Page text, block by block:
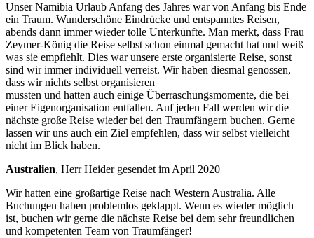
Unser Namibia Urlaub Anfang des Jahres war von Anfang bis Ende
ein Traum. Wunderschöne Eindrücke und entspanntes Reisen,
abends dann immer wieder tolle Unterkünfte. Man merkt, dass Frau
Zeymer-König die Reise selbst schon einmal gemacht hat und weiß
was sie empfiehlt. Dies war unsere erste organisierte Reise, sonst
sind wir immer individuell verreist. Wir haben diesmal genossen,
dass wir nichts selbst organisieren
mussten und hatten auch einige Überraschungsmomente, die bei
einer Eigenorganisation entfallen. Auf jeden Fall werden wir die
nächste große Reise wieder bei den Traumfängern buchen. Gerne
lassen wir uns auch ein Ziel empfehlen, dass wir selbst vielleicht
nicht im Blick haben.
Australien, Herr Heider gesendet im April 2020
Wir hatten eine großartige Reise nach Western Australia. Alle
Buchungen haben problemlos geklappt. Wenn es wieder möglich
ist, buchen wir gerne die nächste Reise bei dem sehr freundlichen
und kompetenten Team von Traumfänger!